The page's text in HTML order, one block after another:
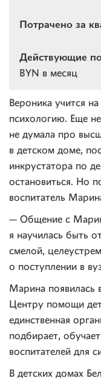
Потрачено за
Действующие
BYN в месяц
Вероника учится
психологию. Еще
не думала про
в детском доме,
инкрустатора по
остановиться. Но
воспитатель
— Общение с
я научилась быть
смелой,
о поступлении в
Марина появилась
Центру помощи
единственная
подбирает,
воспитателей для
В детских домах